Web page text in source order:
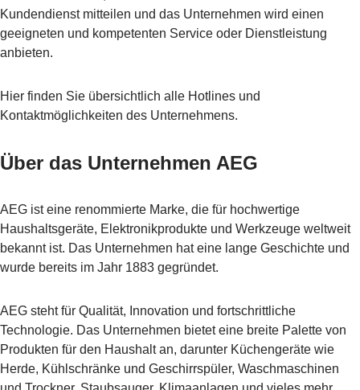
Kundendienst mitteilen und das Unternehmen wird einen
geeigneten und kompetenten Service oder Dienstleistung
anbieten.
Hier finden Sie übersichtlich alle Hotlines und
Kontaktmöglichkeiten des Unternehmens.
Über das Unternehmen AEG
AEG ist eine renommierte Marke, die für hochwertige
Haushaltsgeräte, Elektronikprodukte und Werkzeuge weltweit
bekannt ist. Das Unternehmen hat eine lange Geschichte und
wurde bereits im Jahr 1883 gegründet.
AEG steht für Qualität, Innovation und fortschrittliche
Technologie. Das Unternehmen bietet eine breite Palette von
Produkten für den Haushalt an, darunter Küchengeräte wie
Herde, Kühlschränke und Geschirrspüler, Waschmaschinen